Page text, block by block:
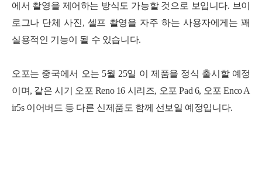
에서 촬영을 제어하는 방식도 가능할 것으로 보입니다. 브이
로그나 단체 사진, 셀프 촬영을 자주 하는 사용자에게는 꽤
실용적인 기능이 될 수 있습니다.
오포는 중국에서 오는 5월 25일 이 제품을 정식 출시할 예정
이며, 같은 시기 오포 Reno 16 시리즈, 오포 Pad 6, 오포 Enco A
ir5s 이어버드 등 다른 신제품도 함께 선보일 예정입니다.